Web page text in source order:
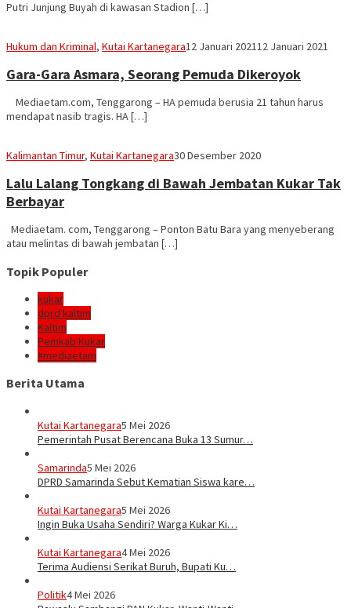
Putri Junjung Buyah di kawasan Stadion […]
Hukum dan Kriminal, Kutai KartanegaraRedaksi
12 Januari 202112 Januari 2021
Gara-Gara Asmara, Seorang Pemuda Dikeroyok
Mediaetam.com, Tenggarong – HA pemuda berusia 21 tahun harus
mendapat nasib tragis. HA […]
Kalimantan Timur, Kutai KartanegaraRedaksi
30 Desember 2020
Lalu Lalang Tongkang di Bawah Jembatan Kukar Tak
Berbayar
Mediaetam. com, Tenggarong – Ponton Batu Bara yang menyeberang
atau melintas di bawah jembatan […]
Topik Populer
kukar
dprd kaltim
Kaltim
Pemkab Kukar
#mediaetam
Berita Utama
Kutai Kartanegara5 Mei 2026
Pemerintah Pusat Berencana Buka 13 Sumur…
Samarinda5 Mei 2026
DPRD Samarinda Sebut Kematian Siswa kare…
Kutai Kartanegara5 Mei 2026
Ingin Buka Usaha Sendiri? Warga Kukar Ki…
Kutai Kartanegara4 Mei 2026
Terima Audiensi Serikat Buruh, Bupati Ku…
Politik4 Mei 2026